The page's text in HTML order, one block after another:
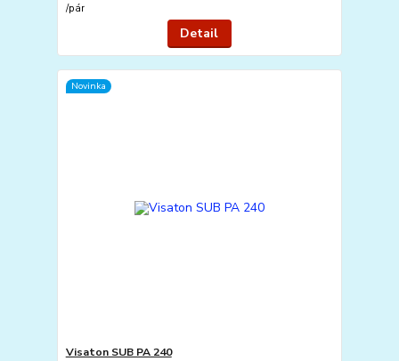
/pár
Detail
Novinka
Visaton SUB PA 240